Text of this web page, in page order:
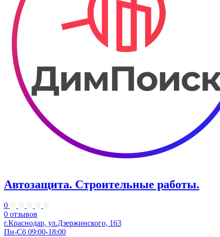
Автозащита. Строительные работы.
0
0 отзывов
г.Краснодар, ул.Дзержинского, 163
Пн-Сб 09:00-18:00